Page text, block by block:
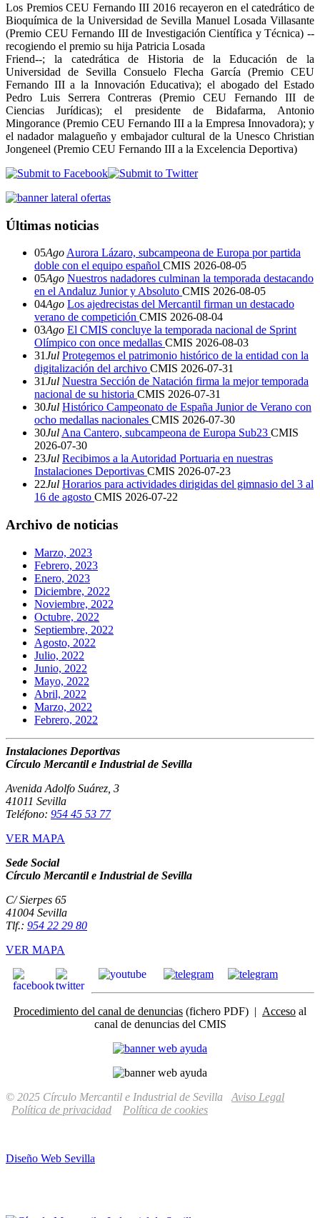
Los Premios CEU Fernando III 2016 recayeron en el catedrático de
Bioquímica de la Universidad de Sevilla Manuel Losada Villasante
(Premio CEU Fernando III de Investigación Científica y Técnica) --
recogiendo el premio su hija Patricia Losada
Friend--; la catedrática de Historia de la Educación de la
Universidad de Sevilla Consuelo Flecha García (Premio CEU
Fernando III a la Innovación Educativa); el abogado del Estado
Pedro Luis Serrera Contreras (Premio CEU Fernando III de
Ciencias Jurídicas); el presidente de Bidafarma, Antonio
Mingorance (Premio CEU Fernando III a la Empresa Innovadora); y
el nadador malagueño y embajador cultural de la Unesco Christian
Jongeneel (Premio CEU Fernando III a la Excelencia Deportiva)
Últimas noticias
05Ago Aurora Lázaro, subcampeona de Europa por partida
doble con el equipo español CMIS 2026-08-05
05Ago Nuestros nadadores culminan la temporada destacando
en el Andaluz Junior y Absoluto CMIS 2026-08-05
04Ago Los ajedrecistas del Mercantil firman un destacado
verano de competición CMIS 2026-08-04
03Ago El CMIS concluye la temporada nacional de Sprint
Olímpico con once medallas CMIS 2026-08-03
31Jul Protegemos el patrimonio histórico de la entidad con la
digitalización del archivo CMIS 2026-07-31
31Jul Nuestra Sección de Natación firma la mejor temporada
nacional de su historia CMIS 2026-07-31
30Jul Histórico Campeonato de España Junior de Verano con
ocho medallas nacionales CMIS 2026-07-30
30Jul Ana Cantero, subcampeona de Europa Sub23 CMIS
2026-07-30
23Jul Recibimos a la Autoridad Portuaria en nuestras
Instalaciones Deportivas CMIS 2026-07-23
22Jul Horarios para actividades dirigidas del gimnasio del 3 al
16 de agosto CMIS 2026-07-22
Archivo de noticias
Marzo, 2023
Febrero, 2023
Enero, 2023
Diciembre, 2022
Noviembre, 2022
Octubre, 2022
Septiembre, 2022
Agosto, 2022
Julio, 2022
Junio, 2022
Mayo, 2022
Abril, 2022
Marzo, 2022
Febrero, 2022
Instalaciones Deportivas
Círculo Mercantil e Industrial de Sevilla
Avenida Adolfo Suárez, 3
41011 Sevilla
Teléfono: 954 45 53 77
VER MAPA
Sede Social
Círculo Mercantil e Industrial de Sevilla
C/ Sierpes 65
41004 Sevilla
Tlf.: 954 22 29 80
VER MAPA
Procedimiento del canal de denuncias (fichero PDF) | Acceso al
canal de denuncias del CMIS
© 2025 Círculo Mercantil e Industrial de Sevilla Aviso Legal
Política de privacidad
Política de cookies
Diseño Web Sevilla